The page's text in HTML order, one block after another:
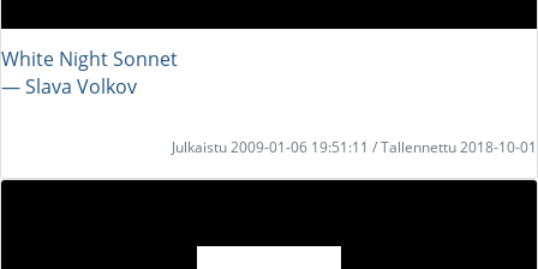
White Night Sonnet
― Slava Volkov
Julkaistu 2009-01-06 19:51:11 / Tallennettu 2018-10-01